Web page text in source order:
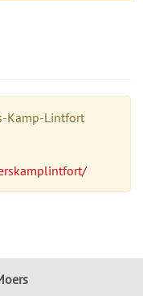
Kamp-Lintfort